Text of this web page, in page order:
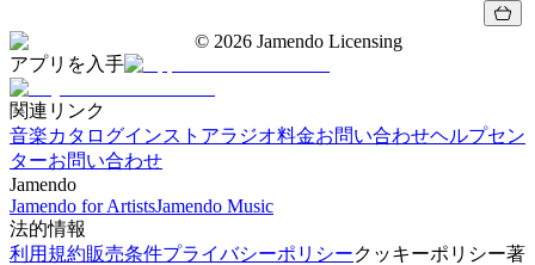
© 2026 Jamendo Licensing
アプリを入手
関連リンク
音楽カタログインストアラジオ料金お問い合わせヘルプセン
ターお問い合わせ
Jamendo
Jamendo for ArtistsJamendo Music
法的情報
利用規約販売条件プライバシーポリシークッキーポリシー著